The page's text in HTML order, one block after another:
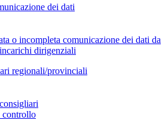
dei dati
o incompleta comunicazione dei dati da
dirigenziali
regionali/provinciali
controllo